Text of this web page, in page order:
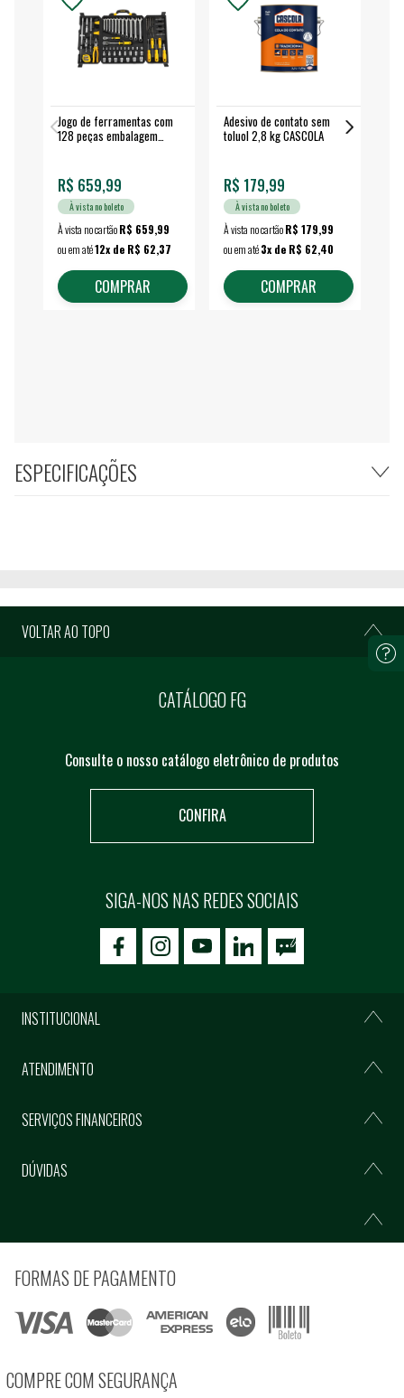
Jogo de ferramentas com
128 peças embalagem
R$ 659,99
À vista no boleto
À vista no cartãoR$ 659,99
ou em até12x de R$ 62,37
COMPRAR
Adesivo de contato sem
toluol 2,8 kg CASCOLA
R$ 179,99
À vista no boleto
À vista no cartãoR$ 179,99
ou em até3x de R$ 62,40
COMPRAR
ESPECIFICAÇÕES
VOLTAR AO TOPO
CATÁLOGO FG
Consulte o nosso catálogo eletrônico de produtos
CONFIRA
SIGA-NOS NAS REDES SOCIAIS
icon-facebookicon-social02icon-social03
INSTITUCIONAL
ATENDIMENTO
SERVIÇOS FINANCEIROS
DÚVIDAS
FORMAS DE PAGAMENTO
COMPRE COM SEGURANÇA